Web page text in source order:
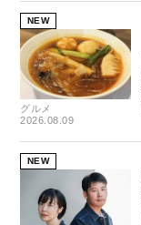
NEW
グルメ
2026.08.09
NEW